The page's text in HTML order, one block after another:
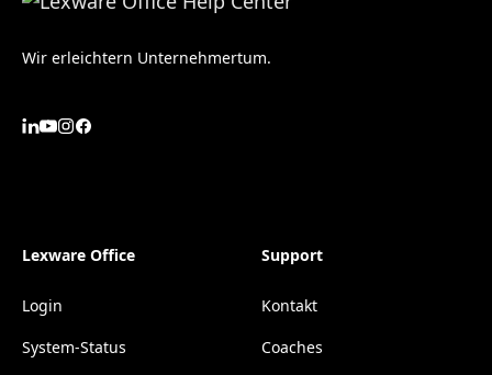
Wir erleichtern Unternehmertum.
Lexware Office
Login
System-Status
Support
Kontakt
Coaches